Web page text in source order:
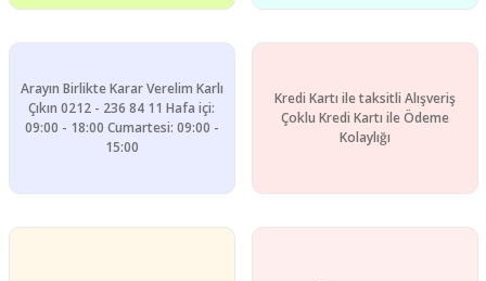
Arayın Birlikte Karar Verelim Karlı
Çıkın 0212 - 236 84 11 Hafa içi:
09:00 - 18:00 Cumartesi: 09:00 -
15:00
Kredi Kartı ile taksitli Alışveriş
Çoklu Kredi Kartı ile Ödeme
Kolaylığı